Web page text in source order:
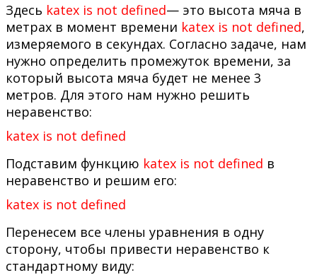
Здесь katex is not defined— это высота мяча в
метрах в момент времени katex is not defined,
измеряемого в секундах. Согласно задаче, нам
нужно определить промежуток времени, за
который высота мяча будет не менее 3
метров. Для этого нам нужно решить
неравенство:
katex is not defined
Подставим функцию katex is not defined в
неравенство и решим его:
katex is not defined
Перенесем все члены уравнения в одну
сторону, чтобы привести неравенство к
стандартному виду: